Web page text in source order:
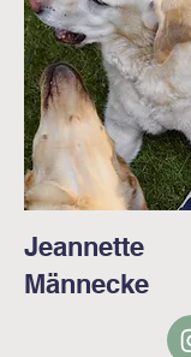
Jeannette
Männecke